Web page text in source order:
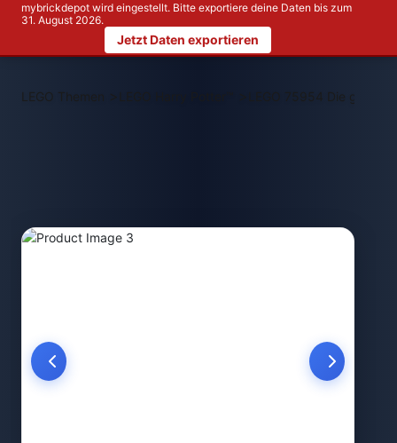
mybrickdepot wird eingestellt. Bitte exportiere deine Daten bis zum
31. August 2026.
Jetzt Daten exportieren
LEGO Themen > LEGO 75954 Die große